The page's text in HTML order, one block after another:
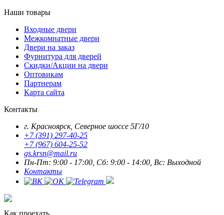
Наши товары
Входные двери
Межкомнатные двери
Двери на заказ
Фурнитура для дверей
Скидки/Акции на двери
Оптовикам
Партнерам
Карта сайта
Контакты
г. Красноярск, Северное шоссе 5Г/10
+7 (391) 297-40-25
+7 (967) 604-25-52
gs.krsn@mail.ru
Пн-Пт: 9:00 - 17:00, Сб: 9:00 - 14:00, Вс: Выходной
Контакты
Как проехать